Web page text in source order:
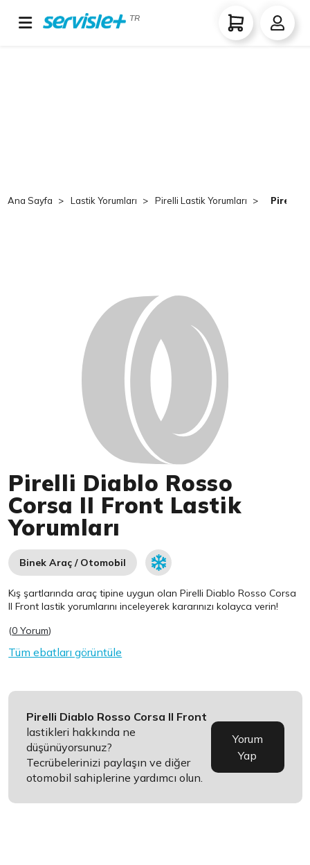
TR
Ana Sayfa Lastik Yorumları Pirelli Lastik Yorumları Pirelli
Pirelli Diablo Rosso
Corsa II Front Lastik
Yorumları
Binek Araç / Otomobil
Kış şartlarında araç tipine uygun olanPirelli Diablo Rosso Corsa
II Front lastik yorumlarını inceleyerek kararınızı kolayca verin!
(0 Yorum)
Tüm ebatları görüntüle
Pirelli Diablo Rosso Corsa II Front
lastikleri hakkında ne
düşünüyorsunuz?
Tecrübelerinizi paylaşın ve diğer
otomobil sahiplerine yardımcı olun.
Yorum
Yap